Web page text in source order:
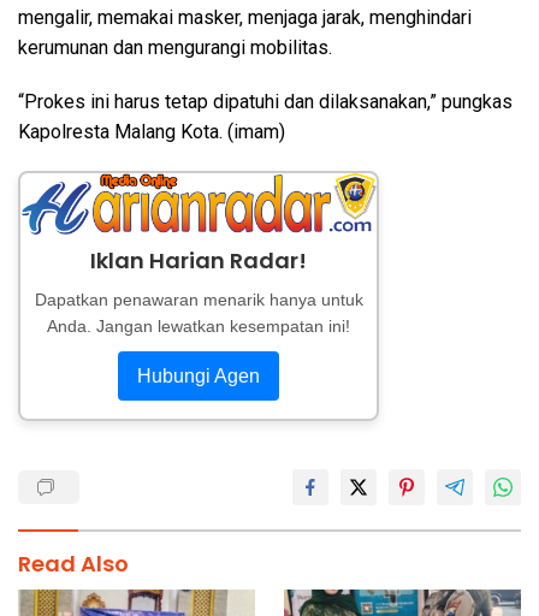
mengalir, memakai masker, menjaga jarak, menghindari
kerumunan dan mengurangi mobilitas.
“Prokes ini harus tetap dipatuhi dan dilaksanakan,” pungkas
Kapolresta Malang Kota. (imam)
Iklan Harian Radar!
Dapatkan penawaran menarik hanya untuk
Anda. Jangan lewatkan kesempatan ini!
Hubungi Agen
Read Also